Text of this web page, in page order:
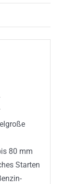
80 mm
Starten